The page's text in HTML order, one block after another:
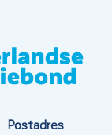
Postadres